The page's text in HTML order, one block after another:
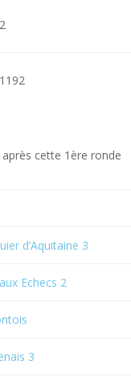
cette 1ère ronde
d’Aquitaine 3
Echecs 2
3